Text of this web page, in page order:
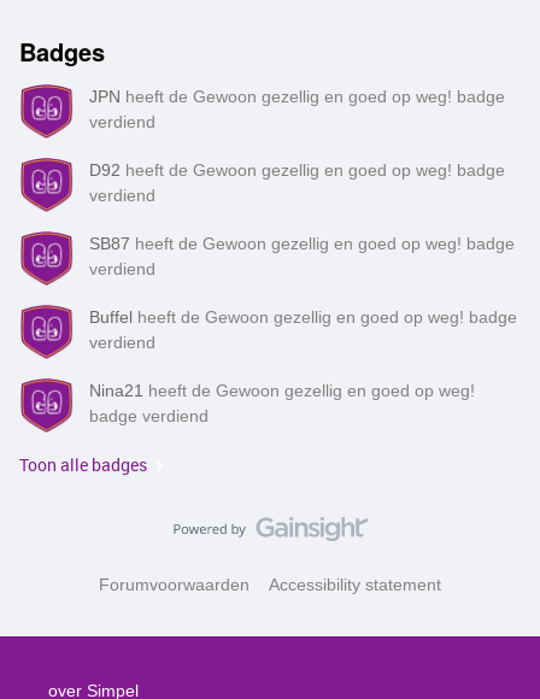
Badges
JPN heeft de Gewoon gezellig en goed op weg! badge
verdiend
D92 heeft de Gewoon gezellig en goed op weg! badge
verdiend
SB87 heeft de Gewoon gezellig en goed op weg! badge
verdiend
Buffel heeft de Gewoon gezellig en goed op weg! badge
verdiend
Nina21 heeft de Gewoon gezellig en goed op weg!
badge verdiend
Toon alle badges
Forumvoorwaarden Accessibility statement
over Simpel